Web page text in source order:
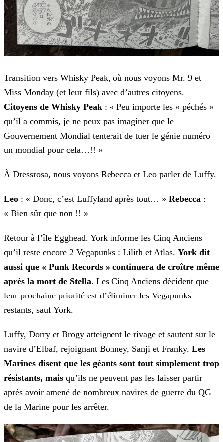
Transition vers Whisky Peak, où nous voyons Mr. 9 et
Miss Monday (et leur fils) avec d’autres citoyens.
Citoyens de Whisky Peak : « Peu importe les « péchés »
qu’il a commis, je ne peux pas imaginer que le
Gouvernement Mondial tenterait de tuer le génie numéro
un mondial pour cela…!! »
À Dressrosa, nous voyons Rebecca et Leo parler de Luffy.
Leo : « Donc, c’est Luffyland après tout… » Rebecca :
« Bien sûr que non !! »
Retour à l’île Egghead. York informe les Cinq Anciens
qu’il reste encore 2 Vegapunks : Lilith et Atlas. York dit
aussi que « Punk Records » continuera de croître même
après la mort de Stella. Les Cinq Anciens décident que
leur prochaine priorité est d’éliminer les Vegapunks
restants, sauf York.
Luffy, Dorry et Brogy atteignent le rivage et sautent sur le
navire d’Elbaf, rejoignant Bonney, Sanji et Franky. Les
Marines disent que les géants sont tout simplement trop
résistants, mais qu’ils ne peuvent pas les laisser partir
après avoir amené de nombreux navires de guerre du QG
de la Marine pour les arrêter.